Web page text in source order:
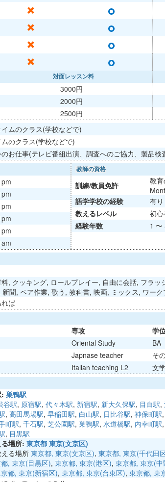
✕ ○
✕ ○
✕ ○
✕ ○
対面レッスン料
3000円
2000円
2500円
ムのクラス(学校などで)
のクラス(学校などで)
お仕事(テレビ番組出演、調査へのご協力、製品検
教師の資格
訓練/教員免許
教
語学学校の経験
有り
教えるレベル
初
経験年数
1 〜
料, クッキング, ロールプレイー, 自由に会話, フラッ
新聞, ペア作業, 歌う, 教科書, 映画, ミックス, ワーク
ば
専攻
学
Oriental Study
BA
Japnase teacher
そ
Italian teaching L2 文
: 巣鴨駅
谷駅, 原宿駅, 代々木駅, 新宿駅, 新大久保駅, 目白駅,
, 高田馬場駅, 早稲田駅, 白山駅, 日比谷駅, 神保町駅,
町駅, 千石駅, 芝公園駅, 巣鴨駅, 水道橋駅, 内幸町駅,
, 目黒駅
場所: 東京都 東京(文京区)
る場所 東京都, 東京(文京区), 東京都, 東京(千代田
, 東京(目黒区), 東京都, 東京(港区), 東京都, 東京(中
都, 東京(新宿区), 東京都, 東京(台東区), 東京都, 東